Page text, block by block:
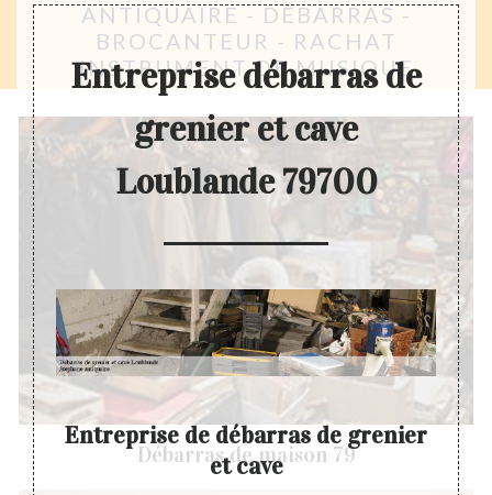
ANTIQUAIRE - DÉBARRAS -
BROCANTEUR - RACHAT
INSTRUMENT DE MUSIQUE
Débarras de maison 79
Entreprise débarras de
grenier et cave
Loublande 79700
le
Entreprise de débarras de grenier
et cave
Un